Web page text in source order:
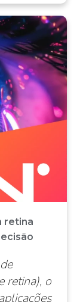
retina
retina), o